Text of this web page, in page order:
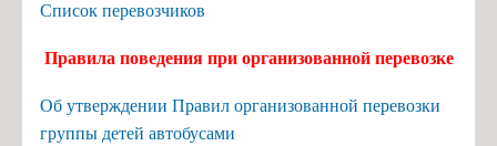
Список перевозчиков
Правила поведения при организованной перевозке
Об утверждении Правил организованной перевозки
группы детей автобусами